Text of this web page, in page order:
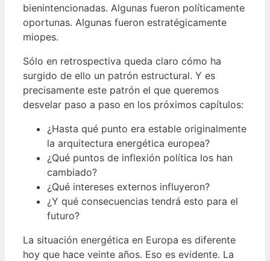
bienintencionadas. Algunas fueron políticamente
oportunas. Algunas fueron estratégicamente
miopes.
Sólo en retrospectiva queda claro cómo ha
surgido de ello un patrón estructural. Y es
precisamente este patrón el que queremos
desvelar paso a paso en los próximos capítulos:
¿Hasta qué punto era estable originalmente
la arquitectura energética europea?
¿Qué puntos de inflexión política los han
cambiado?
¿Qué intereses externos influyeron?
¿Y qué consecuencias tendrá esto para el
futuro?
La situación energética en Europa es diferente
hoy que hace veinte años. Eso es evidente. La